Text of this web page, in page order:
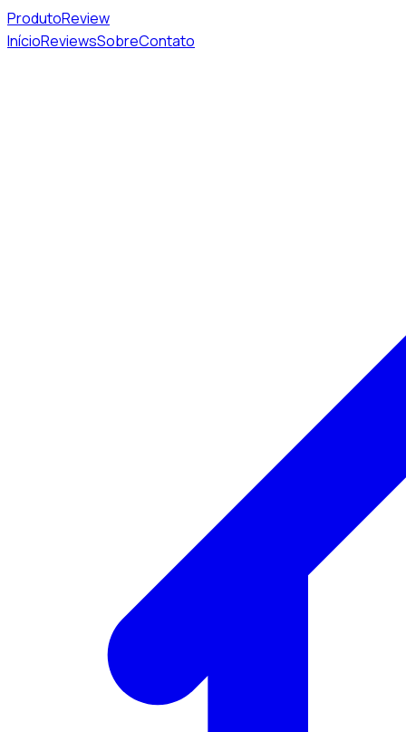
ProdutoReview
InícioReviewsSobreContato